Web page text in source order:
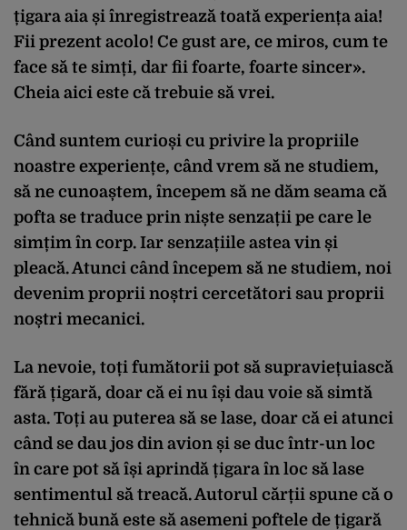
țigara aia și înregistrează toată experiența aia!
Fii prezent acolo! Ce gust are, ce miros, cum te
face să te simți, dar fii foarte, foarte sincer».
Cheia aici este că trebuie să vrei.
Când suntem curioși cu privire la propriile
noastre experiențe, când vrem să ne studiem,
să ne cunoaștem, începem să ne dăm seama că
pofta se traduce prin niște senzații pe care le
simțim în corp. Iar senzațiile astea vin și
pleacă. Atunci când începem să ne studiem, noi
devenim proprii noștri cercetători sau proprii
noștri mecanici.
La nevoie, toți fumătorii pot să supraviețuiască
fără țigară, doar că ei nu își dau voie să simtă
asta. Toți au puterea să se lase, doar că ei atunci
când se dau jos din avion și se duc într-un loc
în care pot să își aprindă țigara în loc să lase
sentimentul să treacă. Autorul cărții spune că o
tehnică bună este să asemeni poftele de țigară